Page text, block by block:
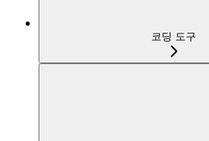
코딩 도구